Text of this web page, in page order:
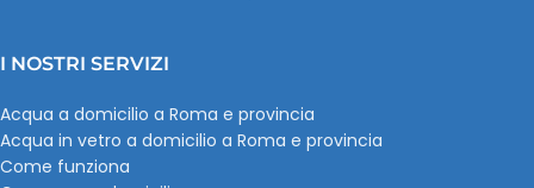
I NOSTRI SERVIZI
Acqua a domicilio a Roma e provincia
Acqua in vetro a domicilio a Roma e provincia
Come funziona